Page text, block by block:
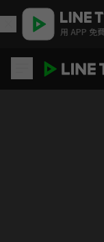
用 APP 免